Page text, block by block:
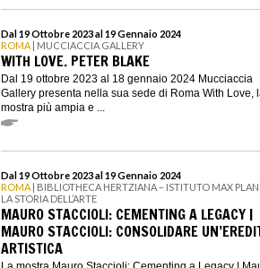
Dal 19 Ottobre 2023 al 19 Gennaio 2024
ROMA | MUCCIACCIA GALLERY
WITH LOVE. PETER BLAKE
Dal 19 ottobre 2023 al 18 gennaio 2024 Mucciaccia
Gallery presenta nella sua sede di Roma With Love,
mostra più ampia e ...
Dal 19 Ottobre 2023 al 19 Gennaio 2024
ROMA | BIBLIOTHECA HERTZIANA – ISTITUTO MAX
LA STORIA DELL’ARTE
MAURO STACCIOLI: CEMENTING A LEGACY |
MAURO STACCIOLI: CONSOLIDARE
ARTISTICA